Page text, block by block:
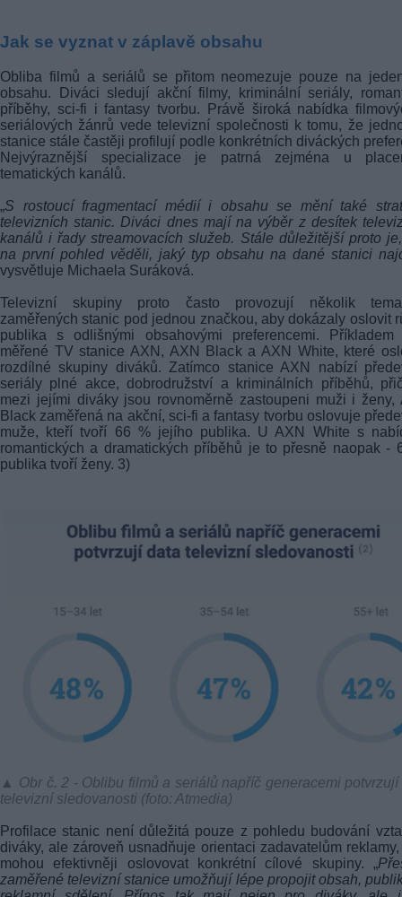
Jak se vyznat v záplavě obsahu
Obliba filmů a seriálů se přitom neomezuje pouze na
obsahu. Diváci sledují akční filmy, kriminální seriály,
příběhy, sci-fi i fantasy tvorbu. Právě široká nabídka
seriálových žánrů vede televizní společnosti k tomu, že
stanice stále častěji profilují podle konkrétních diváckých
Nejvýraznější specializace je patrná zejména u
tematických kanálů.
„S rostoucí fragmentací médií i obsahu se mění také
televizních stanic. Diváci dnes mají na výběr z desítek
kanálů i řady streamovacích služeb. Stále důležitější proto
na první pohled věděli, jaký typ obsahu na dané stanici
vysvětluje Michaela Suráková.
Televizní skupiny proto často provozují několik
zaměřených stanic pod jednou značkou, aby dokázaly oslovit
publika s odlišnými obsahovými preferencemi. Příkladem
měřené TV stanice AXN, AXN Black a AXN White, které
rozdílné skupiny diváků. Zatímco stanice AXN nabízí
seriály plné akce, dobrodružství a kriminálních příběhů,
mezi jejími diváky jsou rovnoměrně zastoupeni muži i ženy,
Black zaměřená na akční, sci-fi a fantasy tvorbu oslovuje
muže, kteří tvoří 66 % jejího publika. U AXN White s
romantických a dramatických příběhů je to přesně naopak -
publika tvoří ženy. 3)
▲ Obr č. 2 - Oblibu filmů a seriálů napříč generacemi potvrzují
televizní sledovanosti (foto: Atmedia)
Profilace stanic není důležitá pouze z pohledu budování
diváky, ale zároveň usnadňuje orientaci zadavatelům
mohou efektivněji oslovovat konkrétní cílové skupiny. „
zaměřené televizní stanice umožňují lépe propojit obsah,